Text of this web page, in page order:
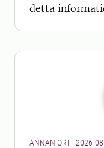
detta
ANNAN ORT | 2026-